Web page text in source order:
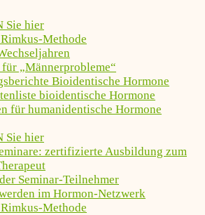
Sie hier
Methode
„Männerprobleme“
Bioidentische Hormone
bioidentische Hormone
für humanidentische Hormone
Sie hier
zertifizierte Ausbildung zum
Seminar-Teilnehmer
im Hormon-Netzwerk
Methode